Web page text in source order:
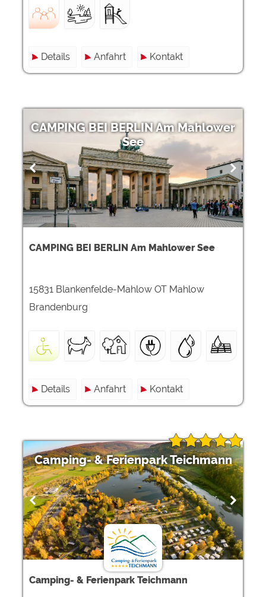
Details Anfahrt Kontakt
CAMPING BEI BERLIN Am Mahlower
See
CAMPING BEI BERLIN Am Mahlower See
15831 Blankenfelde-Mahlow OT Mahlow
Brandenburg
Details Anfahrt Kontakt
Camping- & Ferienpark Teichmann
Camping- & Ferienpark Teichmann